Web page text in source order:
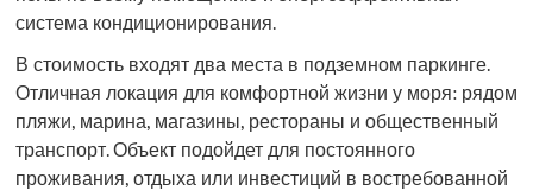
система кондиционирования.
В стоимость входят два места в подземном паркинге.
Отличная локация для комфортной жизни у моря: рядом
пляжи, марина, магазины, рестораны и общественный
транспорт. Объект подойдет для постоянного
проживания, отдыха или инвестиций в востребованной